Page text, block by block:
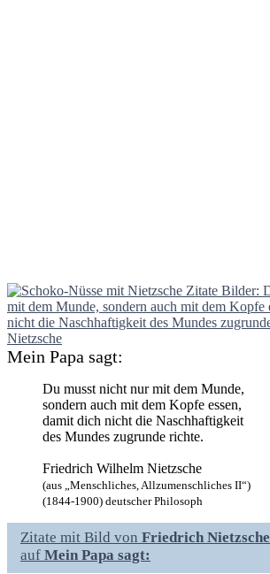
Mein Papa sagt:
Du musst nicht nur mit dem Munde,
sondern auch mit dem Kopfe essen,
damit dich nicht die Naschhaftigkeit
des Mundes zugrunde richte.
Friedrich Wilhelm Nietzsche
(aus „Menschliches, Allzumenschliches II“)
(1844-1900) deutscher Philosoph
Zitate mit Bild von Friedrich Nietzsche
auf Mein Papa sagt: